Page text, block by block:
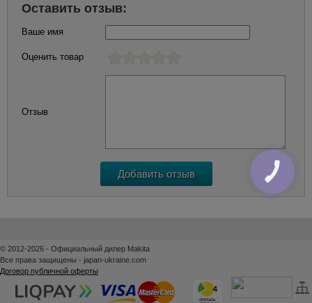
Оставить отзыв:
Ваше имя
Оценить товар
Отзыв
© 2012-2026 - Официальный дилер Makita
Все права защищены - japan-ukraine.com
Договор публичной оферты
КНОПКА
ЗВ'ЯЗКУ